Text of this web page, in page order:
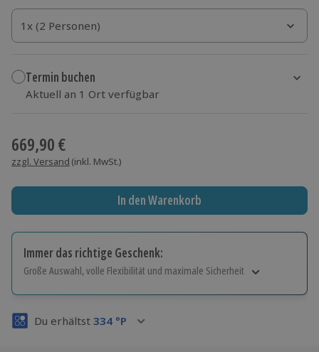
1x (2 Personen)
1x (2 Personen)
1x (2 Personen)
Termin buchen
Aktuell an 1 Ort verfügbar
669,90 €
zzgl. Versand (inkl. MwSt.)
In den Warenkorb
Immer das richtige Geschenk:
Große Auswahl, volle Flexibilität und maximale Sicherheit
Volle Flexibilität
Du erhältst 334 °P